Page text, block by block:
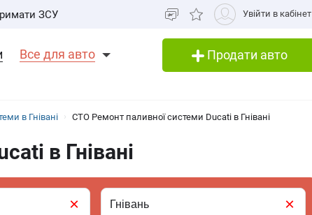
Увійти в кабінет
ЗСУ
Продати авто
Все для авто
в Гнівані СТО Ремонт паливної системи Ducati в Гнівані
в Гнівані
× ×